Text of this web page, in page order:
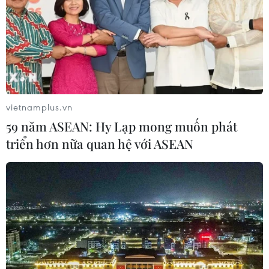
Canh tác biển - động lực mới cho
kinh tế biển Việt Nam
07/08/2026 08:14
Xem thêm
CƠ QUAN CHỦ QUẢN: THÔNG TẤN XÃ VIỆT NAM
Tổng Biên tập: TRẦN TIẾN DUẨN
Phó Tổng Biên tập: NGUYỄN THỊ TÁM, KHÚC THANH
THỦY
vietnamplus.vn
59 năm ASEAN: Hy Lạp mong muốn phát
triển hơn nữa quan hệ với ASEAN